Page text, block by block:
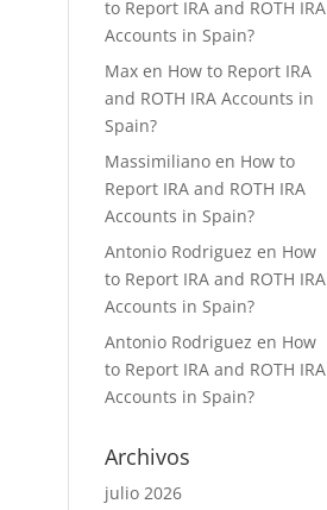
to Report IRA and ROTH IRA
Accounts in Spain?
Max en How to Report IRA
and ROTH IRA Accounts in
Spain?
Massimiliano en How to
Report IRA and ROTH IRA
Accounts in Spain?
Antonio Rodriguez en How
to Report IRA and ROTH IRA
Accounts in Spain?
Antonio Rodriguez en How
to Report IRA and ROTH IRA
Accounts in Spain?
Archivos
julio 2026